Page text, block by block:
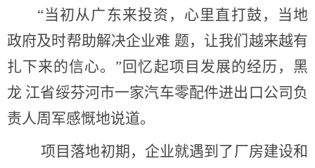
“当初从广东来投资，心里直打鼓，当地
政府及时帮助解决企业难 题，让我们越来越有
扎下来的信心。”回忆起项目发展的经历，黑
龙 江省绥芬河市一家汽车零配件进出口公司负
责人周军感慨地说道。
项目落地初期，企业就遇到了厂房建设和